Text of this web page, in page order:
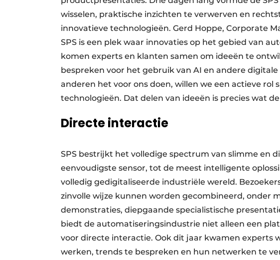
wisselen, praktische inzichten te verwerven en
innovatieve technologieën. Gerd Hoppe, Corporate
SPS is een plek waar innovaties op het gebied van
komen experts en klanten samen om ideeën te
bespreken voor het gebruik van AI en andere
anderen het voor ons doen, willen we een actieve rol
technologieën. Dat delen van ideeën is precies wat
Directe interactie
SPS bestrijkt het volledige spectrum van slimme en
eenvoudigste sensor, tot de meest intelligente
volledig gedigitaliseerde industriële wereld.
zinvolle wijze kunnen worden gecombineerd, onder
demonstraties, diepgaande specialistische
biedt de automatiseringsindustrie niet alleen een
voor directe interactie. Ook dit jaar kwamen experts
werken, trends te bespreken en hun netwerken te